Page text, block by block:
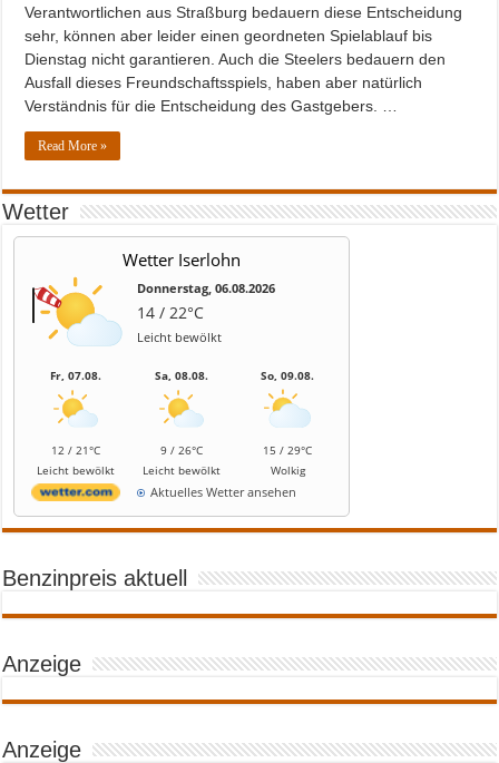
Verantwortlichen aus Straßburg bedauern diese Entscheidung
sehr, können aber leider einen geordneten Spielablauf bis
Dienstag nicht garantieren. Auch die Steelers bedauern den
Ausfall dieses Freundschaftsspiels, haben aber natürlich
Verständnis für die Entscheidung des Gastgebers. …
Read More »
Wetter
Wetter Iserlohn
Donnerstag, 06.08.2026
14 / 22°C
Leicht bewölkt
Fr, 07.08.
12 / 21°C
Leicht bewölkt
Sa, 08.08.
9 / 26°C
Leicht bewölkt
So, 09.08.
15 / 29°C
Wolkig
Aktuelles Wetter ansehen
Benzinpreis aktuell
Anzeige
Anzeige